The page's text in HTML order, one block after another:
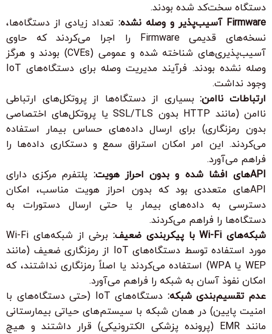
دستگاه سخت‌کد شده بودند.
Firmware آسیب‌پذیر و وصله نشده:
تعداد زیادی از دستگاه‌ها،
نسخه‌های قدیمی Firmware را اجرا می‌کردند که حاوی
آسیب‌پذیری‌های شناخته شده و عمومی (CVEs) بودند و هرگز
وصله نشده بودند. فرآیند مدیریت وصله برای دستگاه‌های IoT
وجود نداشت.
ارتباطات ناامن:بسیاری از دستگاه‌ها از پروتکل‌های ارتباطی
ناامن (مانند HTTP بدون SSL/TLS یا پروتکل‌های اختصاصی
بدون رمزنگاری) برای ارسال داده‌های حساس بیمار استفاده
می‌کردند. این امر امکان استراق سمع و دستکاری داده‌ها را
فراهم می‌آورد.
APIهای افشا شده و بدون احراز هویت:
پلتفرم مرکزی دارای
APIهای متعددی بود که بدون احراز هویت مناسب، امکان
دسترسی به داده‌های بیمار یا حتی ارسال دستورات به
دستگاه‌ها را فراهم می‌کردند.
شبکه‌های Wi-Fi با پیکربندی ضعیف:
برخی از شبکه‌های Wi-Fi
مورد استفاده توسط دستگاه‌های IoT از رمزنگاری ضعیف (مانند
WEP یا WPA) استفاده می‌کردند یا اصلاً رمزنگاری نداشتند، که
امکان نفوذ آسان به شبکه را فراهم می‌آورد.
عدم تقسیم‌بندی شبکه:
دستگاه‌های IoT (حتی دستگاه‌های با
امنیت پایین) در همان شبکه با سیستم‌های حیاتی بیمارستانی
مانند EMR (پرونده پزشکی الکترونیکی) قرار داشتند و هیچ